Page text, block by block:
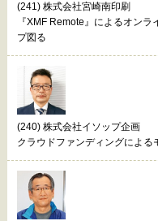
(241) 株式会社宮崎南印刷
『XMF Remote』によるオン
プ図る
(240) 株式会社イソップ企画
クラウドファンディングによ